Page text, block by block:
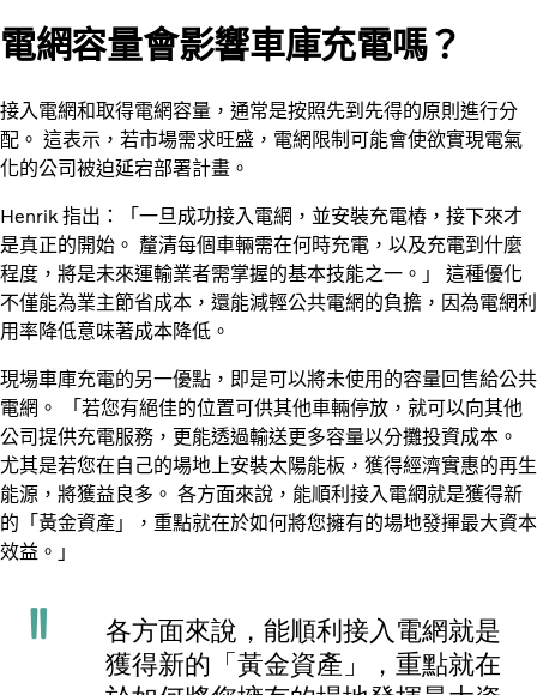
電網容量會影響車庫充電嗎？
接入電網和取得電網容量，通常是按照先到先得的原則進行分
配。 這表示，若市場需求旺盛，電網限制可能會使欲實現電氣
化的公司被迫延宕部署計畫。
Henrik 指出：「一旦成功接入電網，並安裝充電樁，接下來才
是真正的開始。 釐清每個車輛需在何時充電，以及充電到什麼
程度，將是未來運輸業者需掌握的基本技能之一。」 這種優化
不僅能為業主節省成本，還能減輕公共電網的負擔，因為電網利
用率降低意味著成本降低。
現場車庫充電的另一優點，即是可以將未使用的容量回售給公共
電網。 「若您有絕佳的位置可供其他車輛停放，就可以向其他
公司提供充電服務，更能透過輸送更多容量以分攤投資成本。
尤其是若您在自己的場地上安裝太陽能板，獲得經濟實惠的再生
能源，將獲益良多。 各方面來說，能順利接入電網就是獲得新
的「黃金資產」，重點就在於如何將您擁有的場地發揮最大資本
效益。」
各方面來說，能順利接入電網就是
獲得新的「黃金資產」，重點就在